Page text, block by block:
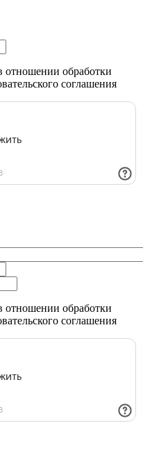
отношении обработки
соглашения
отношении обработки
соглашения